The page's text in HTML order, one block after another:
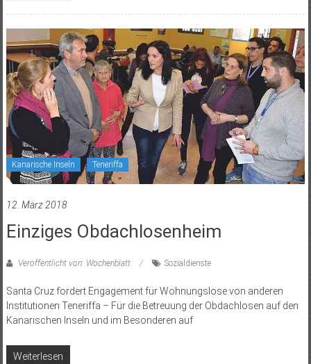
Kanarische Inseln Teneriffa
12. März 2018
Einziges Obdachlosenheim
Veröffentlicht von: Wochenblatt Sozialdienste
Santa Cruz fordert Engagement für Wohnungslose von anderen
Institutionen Teneriffa – Für die Betreuung der Obdachlosen auf den
Kanarischen Inseln und im Besonderen auf
Weiterlesen